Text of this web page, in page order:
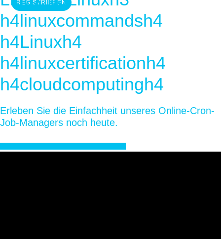
REGISTRIEREN
h4linuxcommandsh4
h4Linuxh4
h4linuxcertificationh4
h4cloudcomputingh4
Erleben Sie die Einfachheit unseres Online-Cron-
Job-Managers noch heute.